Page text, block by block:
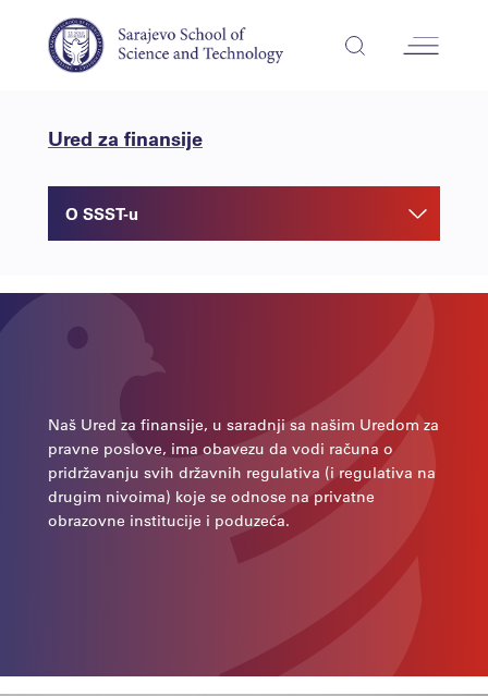
Ured za finansije
O SSST-u
Naš Ured za finansije, u saradnji sa našim Uredom za
pravne poslove, ima obavezu da vodi računa o
pridržavanju svih državnih regulativa (i regulativa na
drugim nivoima) koje se odnose na privatne
obrazovne institucije i poduzeća.